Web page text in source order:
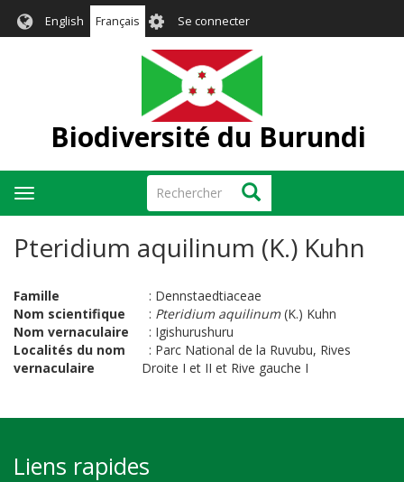
English Français User
account
menu
Se connecter
Biodiversité du Burundi
Rechercher Rechercher
Toggle
navigation
Pteridium aquilinum (K.) Kuhn
Famille : Dennstaedtiaceae
Nom scientifique
: Pteridium aquilinum(K.) Kuhn
Nom vernaculaire
: Igishurushuru
Localités du nom
vernaculaire
: Parc National de la Ruvubu, Rives
Droite I et II et Rive gauche I
Liens rapides